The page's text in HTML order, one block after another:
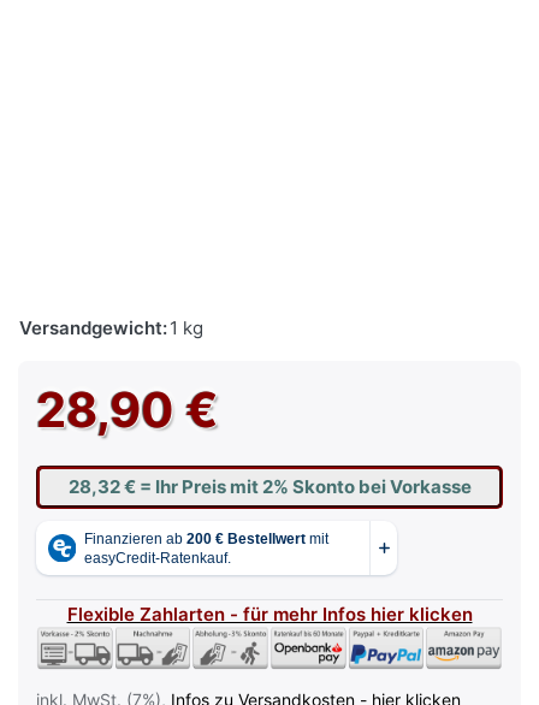
Versandgewicht:1 kg
28,90 €
28,32 € = Ihr Preis mit 2% Skonto bei Vorkasse
Flexible Zahlarten - für mehr Infos hier klicken
inkl. MwSt. (7%), Infos zu Versandkosten - hier klicken